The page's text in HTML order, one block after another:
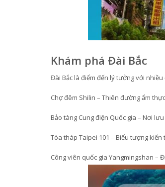
Khám phá Đài Bắc
Đài Bắc là điểm đến lý tưởng với
Chợ đêm Shilin – Thiên đường ẩm
Bảo tàng Cung điện Quốc gia – Nơi
Tòa tháp Taipei 101 – Biểu tượng
Công viên quốc gia Yangmingshan –